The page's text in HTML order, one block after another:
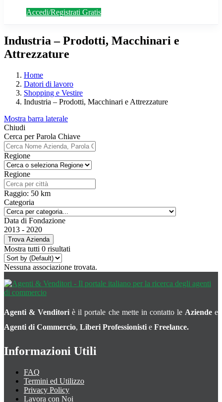
Accedi/Registrati Gratis
Industria – Prodotti, Macchinari e
Attrezzature
Home
Datori di lavoro
Shopping e Vestire
Industria – Prodotti, Macchinari e Attrezzature
Mostra barra laterale
Chiudi
Cerca per Parola Chiave
Regione
Regione
Raggio: 50 km
Categoria
Data di Fondazione
2013 - 2020
Trova Azienda
Mostra tutti 0 risultati
Nessuna associazione trovata.
Agenti & Venditori è il portale che mette in contatto le Aziendee
Agenti di Commercio, Liberi Professionisti e Freelance.
Informazioni Utili
FAQ
Termini ed Utilizzo
Privacy Policy
Lavora con Noi